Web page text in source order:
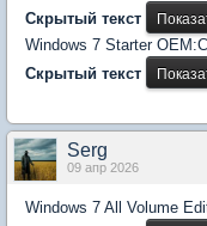
Скрытый текст
Windows 7 Starter
Скрытый текст
Serg
09 апр 2026
Windows 7 All Volume